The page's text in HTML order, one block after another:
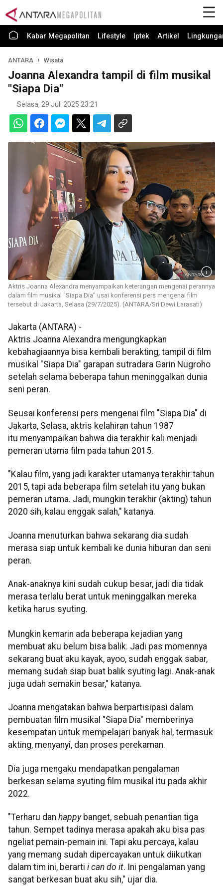
Kabar Megapolitan Lifestyle Iptek Artikel
ANTARA Wisata
Joanna Alexandra tampil di film musikal
"Siapa Dia"
Selasa, 29 Juli 2025 23:21
Aktris Joanna Alexandra menyampaikan keterangan mengenai perannya
dalam film musikal "Siapa Dia" usai konferensi pers mengenai film
tersebut di Jakarta, Selasa (29/7/2025). (ANTARA/Sri Dewi Larasati)
Jakarta (ANTARA) -
Aktris Joanna Alexandra mengungkapkan
kebahagiaannya bisa kembali berakting, tampil di film
musikal "Siapa Dia" garapan sutradara Garin Nugroho
setelah selama beberapa tahun meninggalkan dunia
seni peran.
Seusai konferensi pers mengenai film "Siapa Dia" di
Jakarta, Selasa, aktris kelahiran tahun 1987
itu menyampaikan bahwa dia terakhir kali menjadi
pemeran utama film pada tahun 2015.
"Kalau film, yang jadi karakter utamanya terakhir tahun
2015, tapi ada beberapa film setelah itu yang bukan
pemeran utama. Jadi, mungkin terakhir (akting) tahun
2020 sih, kalau enggak salah," katanya.
Joanna menuturkan bahwa sekarang dia sudah
merasa siap untuk kembali ke dunia hiburan dan seni
peran.
Anak-anaknya kini sudah cukup besar, jadi dia tidak
merasa terlalu berat untuk meninggalkan mereka
ketika harus syuting.
Mungkin kemarin ada beberapa kejadian yang
membuat aku belum bisa balik. Jadi pas momennya
sekarang buat aku kayak, ayoo, sudah enggak sabar,
memang sudah siap buat balik syuting lagi. Anak-anak
juga udah semakin besar," katanya.
Joanna mengatakan bahwa berpartisipasi dalam
pembuatan film musikal "Siapa Dia" memberinya
kesempatan untuk mempelajari banyak hal, termasuk
akting, menyanyi, dan proses perekaman.
Dia juga mengaku mendapatkan pengalaman
berkesan selama syuting film musikal itu pada akhir
2022.
"Terharu dan happybanget, sebuah penantian tiga
tahun. Sempet tadinya merasa apakah aku bisa pas
ngeliat pemain-pemain ini. Tapi aku percaya, kalau
yang memang sudah dipercayakan untuk diikutkan
dalam tim ini, berarti i can do it. Ini pengalaman yang
sangat berkesan buat aku sih," ujar dia.